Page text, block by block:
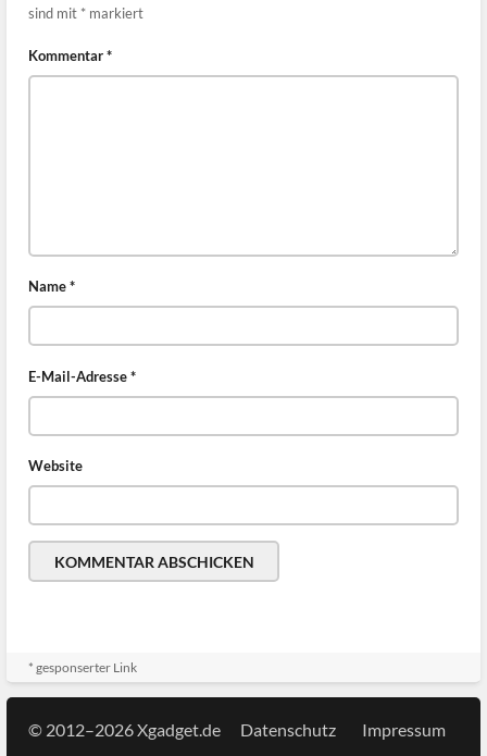
sind mit * markiert
Kommentar*
Name*
E-Mail-Adresse*
Website
* gesponserter Link
© 2012–2026 Xgadget.de Datenschutz Impressum